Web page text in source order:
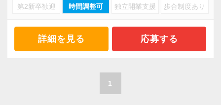
・キャリアアップ志向のある方
・顧客対応や提案業務に挑戦したい方
・資産税など専門性を高めたい方
・資産税や相続など専門性の高い案件あり
・経験値が自然と積み上がる環境
・年間休日125日以上
第2新卒歓迎 時間調整可 独立開業支援 歩合制度あり
詳細を見る 応募する
1